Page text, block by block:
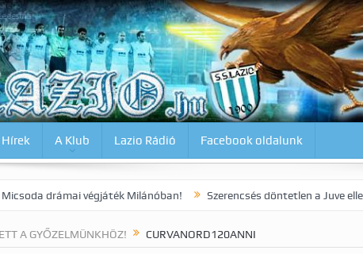
A Klub Lazio Rádió Facebook oldalunk
végjáték Milánóban! Szerencsés döntetlen a Juve elleni rangadón!
A GYŐZELMÜNKHÖZ! CURVANORD120ANNI